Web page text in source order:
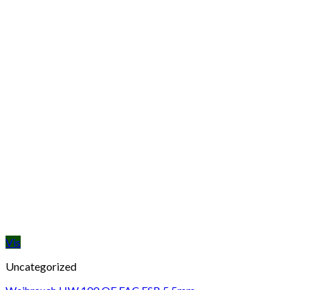
Vis
Uncategorized